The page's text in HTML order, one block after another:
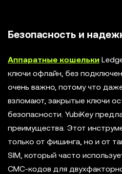
Безопасность и
Аппаратные кошельки
ключи офлайн, без
очень важно, потому что
взломают, закрытые ключи
безопасности. YubiKey
преимущества. Этот
только от фишинга, но и от
SIM, который часто
СМС-кодов для